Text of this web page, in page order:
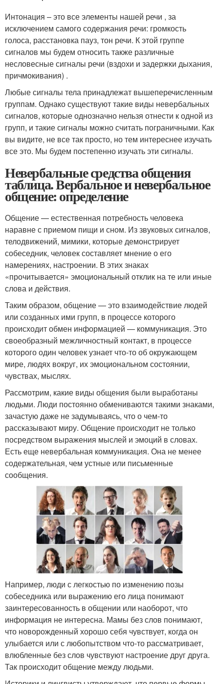
Интонация – это все элементы нашей речи , за
исключением самого содержания речи: громкость
голоса, расстановка пауз, тон речи. К этой группе
сигналов мы будем относить также различные
несловесные сигналы речи (вздохи и задержки дыхания,
причмокивания) .
Любые сигналы тела принадлежат вышеперечисленным
группам. Однако существуют такие виды невербальных
сигналов, которые однозначно нельзя отнести к одной из
групп, и такие сигналы можно считать пограничными. Как
вы видите, не все так просто, но тем интереснее изучать
все это. Мы будем постепенно изучать эти сигналы.
Невербальные средства общения
таблица. Вербальное и невербальное
общение: определение
Общение — естественная потребность человека
наравне с приемом пищи и сном. Из звуковых сигналов,
телодвижений, мимики, которые демонстрирует
собеседник, человек составляет мнение о его
намерениях, настроении. В этих знаках
«прочитывается» эмоциональный отклик на те или иные
слова и действия.
Таким образом, общение — это взаимодействие людей
или созданных ими групп, в процессе которого
происходит обмен информацией — коммуникация. Это
своеобразный межличностный контакт, в процессе
которого один человек узнает что-то об окружающем
мире, людях вокруг, их эмоциональном состоянии,
чувствах, мыслях.
Рассмотрим, какие виды общения были выработаны
людьми. Люди постоянно обмениваются такими знаками,
зачастую даже не задумываясь, что о чем-то
рассказывают миру. Общение происходит не только
посредством выражения мыслей и эмоций в словах.
Есть еще невербальная коммуникация. Она не менее
содержательная, чем устные или письменные
сообщения.
Например, люди с легкостью по изменению позы
собеседника или выражению его лица понимают
заинтересованность в общении или наоборот, что
информация не интересна. Мамы без слов понимают,
что новорожденный хорошо себя чувствует, когда он
улыбается или с любопытством что-то рассматривает,
влюбленные без слов чувствуют настроение друг друга.
Так происходит общение между людьми.